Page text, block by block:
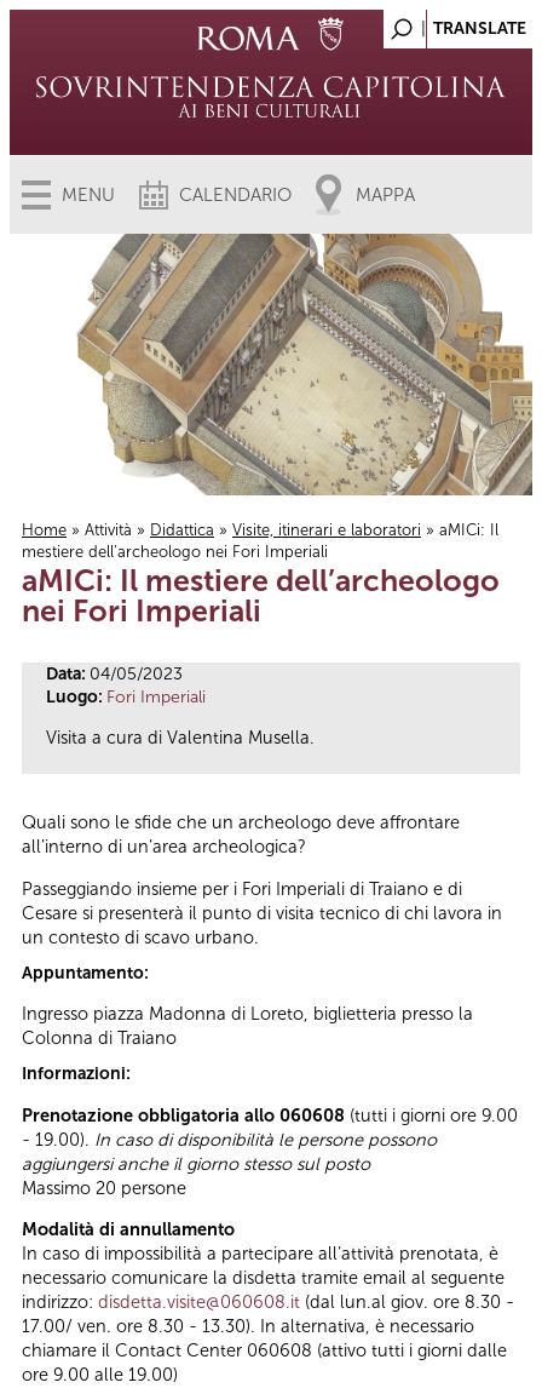
MENU CALENDARIO MAPPA
Tu sei qui
Home » Attività » Didattica » Visite, itinerari e laboratori » aMICi: Il
mestiere dell’archeologo nei Fori Imperiali
aMICi: Il mestiere dell’archeologo
nei Fori Imperiali
Data: 04/05/2023
Luogo: Fori Imperiali
Visita a cura di Valentina Musella.
Quali sono le sfide che un archeologo deve affrontare
all’interno di un’area archeologica?
Passeggiando insieme per i Fori Imperiali di Traiano e di
Cesare si presenterà il punto di visita tecnico di chi lavora in
un contesto di scavo urbano.
Appuntamento:
Ingresso piazza Madonna di Loreto, biglietteria presso la
Colonna di Traiano
Informazioni:
Prenotazione obbligatoria allo 060608 (tutti i giorni ore 9.00
- 19.00). In caso di disponibilità le persone possono
aggiungersi anche il giorno stesso sul posto
Massimo 20 persone
Modalità di annullamento
In caso di impossibilità a partecipare all’attività prenotata, è
necessario comunicare la disdetta tramite email al seguente
indirizzo: disdetta.visite@060608.it (dal lun.al giov. ore 8.30 -
17.00/ ven. ore 8.30 - 13.30). In alternativa, è necessario
chiamare il Contact Center 060608 (attivo tutti i giorni dalle
ore 9.00 alle 19.00)